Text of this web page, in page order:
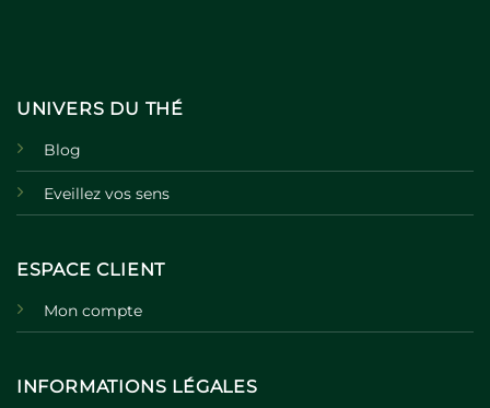
UNIVERS DU THÉ
Blog
Eveillez vos sens
ESPACE CLIENT
Mon compte
INFORMATIONS LÉGALES